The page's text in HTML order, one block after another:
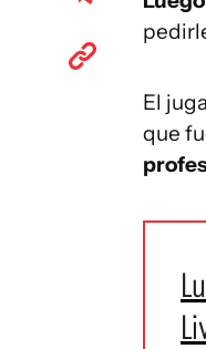
El
que